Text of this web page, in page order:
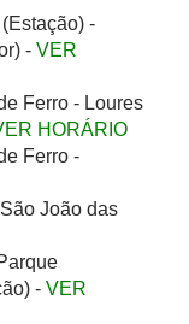
-
- VER
Ferro - Loures
HORÁRIO
Ferro -
João das
- VER